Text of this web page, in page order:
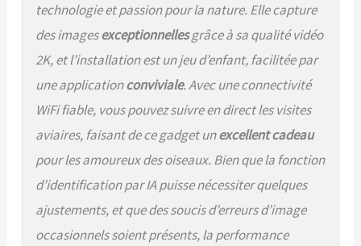
technologie et passion pour la nature. Elle capture
des imagesexceptionnellesgrâce à sa qualité vidéo
2K, et l’installation est un jeu d’enfant, facilitée par
une applicationconviviale. Avec une connectivité
WiFi fiable, vous pouvez suivre en direct les visites
aviaires, faisant de ce gadget unexcellent cadeau
pour les amoureux des oiseaux. Bien que la fonction
d’identification par IA puisse nécessiter quelques
ajustements, et que des soucis d’erreurs d’image
occasionnels soient présents, la performance